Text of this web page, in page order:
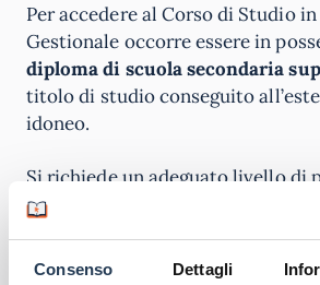
Consenso Dettagli
Per accedere al Corso di Studio
Gestionale occorre essere in
diploma di scuola secondaria
titolo di studio conseguito
idoneo.
Si richiede un adeguato livello di
iniziale in
conoscenza, oltre l’italiano, della